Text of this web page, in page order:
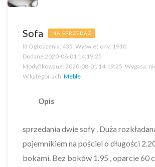
Sofa NA SPRZEDAŻ
Id Ogłoszenia: 435 Wyświetlony: 1910
Dodane2020-08-01 14:19:25
Modyfikowane: 2020-08-01 14:19:25 Wygasa:
W kategoriach: Meble
Opis
sprzedania dwie sofy . Duża
pojemnikiem na pościel o długości
bokami. Bez boków 1.95 , oparcie 60